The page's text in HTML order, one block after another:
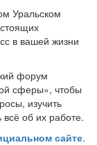
Уральском
в вашей жизни
форум
сферы», чтобы
изучить
об их работе.
сайте.